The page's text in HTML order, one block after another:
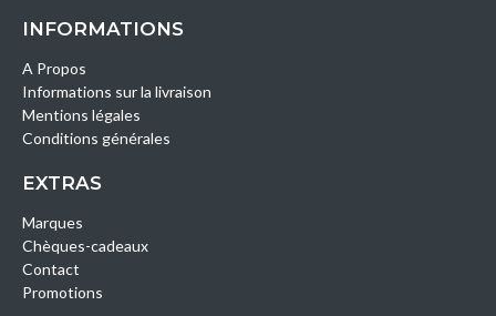
INFORMATIONS
A Propos
Informations sur la livraison
Mentions légales
Conditions générales
EXTRAS
Marques
Chèques-cadeaux
Contact
Promotions